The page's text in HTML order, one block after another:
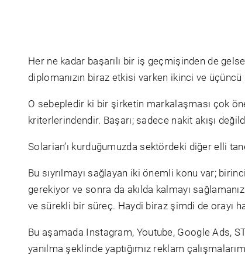
Her ne kadar başarılı bir iş geçmişinden de
diplomanızın biraz etkisi varken ikinci ve
O sebepledir ki bir şirketin markalaşması çok
kriterlerindendir. Başarı; sadece nakit akışı
Solarian’ı kurduğumuzda sektördeki diğer elli
Bu sıyrılmayı sağlayan iki önemli konu var;
gerekiyor ve sonra da akılda kalmayı
ve sürekli bir süreç. Haydi biraz şimdi de orayı
Bu aşamada Instagram, Youtube, Google Ads,
yanılma şeklinde yaptığımız reklam